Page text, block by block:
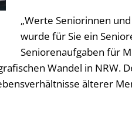
„Werte Seniorinnen
wurde für Sie ein
Seniorenaufgaben für
Wandel in NRW.
älterer